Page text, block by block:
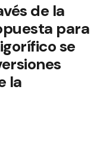
de la
para
se
la